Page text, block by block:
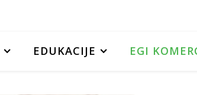
EDUKACIJE EGI